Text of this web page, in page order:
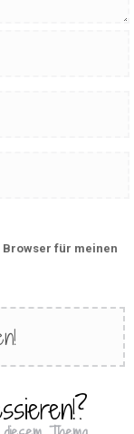
Browser für meinen